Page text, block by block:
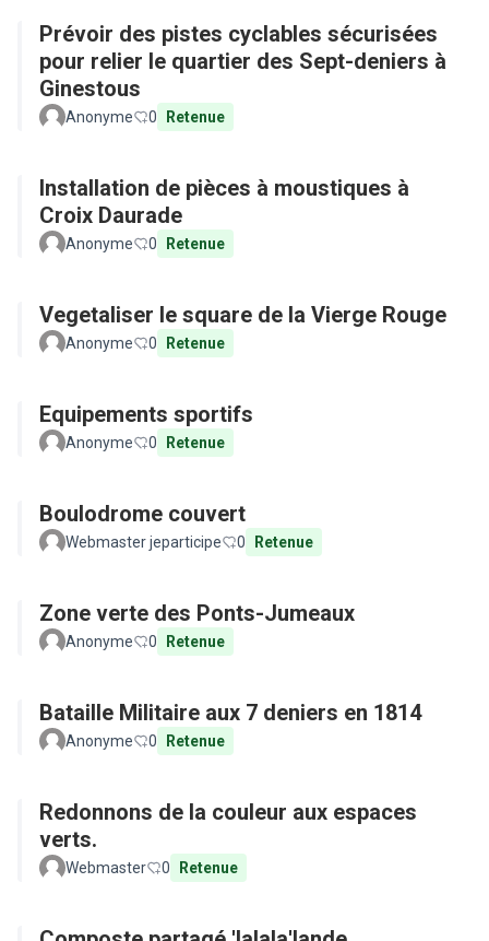
Prévoir des pistes cyclables sécurisées
pour relier le quartier des Sept-deniers à
Ginestous
Anonyme 0 Retenue
Installation de pièces à moustiques à
Croix Daurade
Anonyme 0 Retenue
Vegetaliser le square de la Vierge Rouge
Anonyme 0 Retenue
Equipements sportifs
Anonyme 0 Retenue
Boulodrome couvert
Webmaster jeparticipe 0 Retenue
Zone verte des Ponts-Jumeaux
Anonyme 0 Retenue
Bataille Militaire aux 7 deniers en 1814
Anonyme 0 Retenue
Redonnons de la couleur aux espaces
verts.
Webmaster 0 Retenue